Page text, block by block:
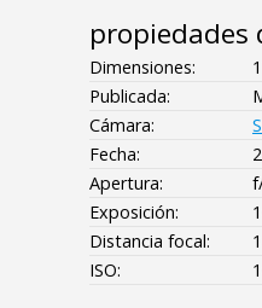
propiedades
Dimensiones:
Publicada:
Cámara:
Fecha:
Apertura:
Exposición:
Distancia focal:
ISO: